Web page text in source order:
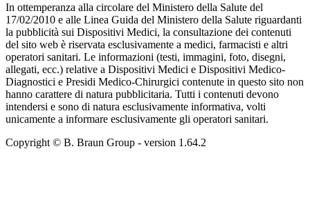
In ottemperanza alla circolare del Ministero della Salute del
17/02/2010 e alle Linea Guida del Ministero della Salute riguardanti
la pubblicità sui Dispositivi Medici, la consultazione dei contenuti
del sito web è riservata esclusivamente a medici, farmacisti e altri
operatori sanitari. Le informazioni (testi, immagini, foto, disegni,
allegati, ecc.) relative a Dispositivi Medici e Dispositivi Medico-
Diagnostici e Presidi Medico-Chirurgici contenute in questo sito non
hanno carattere di natura pubblicitaria. Tutti i contenuti devono
intendersi e sono di natura esclusivamente informativa, volti
unicamente a informare esclusivamente gli operatori sanitari.
Copyright © B. Braun Group - version 1.64.2